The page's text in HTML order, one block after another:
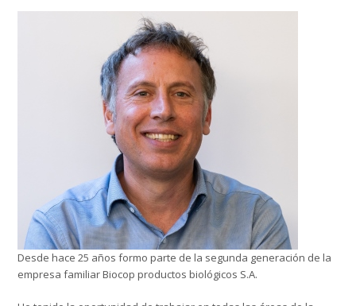
Desde hace 25 años formo parte de la segunda generación de la
empresa familiar Biocop productos biológicos S.A.